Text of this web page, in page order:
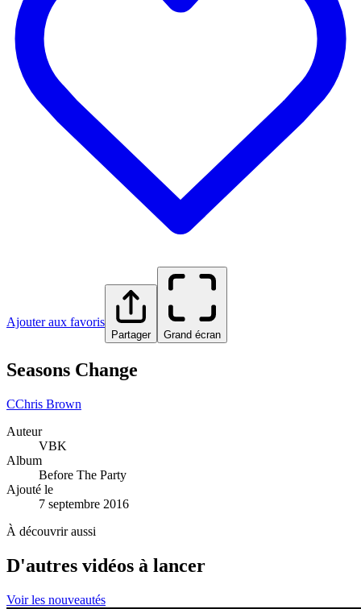
Ajouter aux favoris
Partager Grand écran
Seasons Change
CChris Brown
Auteur
VBK
Album
Before The Party
Ajouté le
7 septembre 2016
À découvrir aussi
D'autres vidéos à lancer
Voir les nouveautés